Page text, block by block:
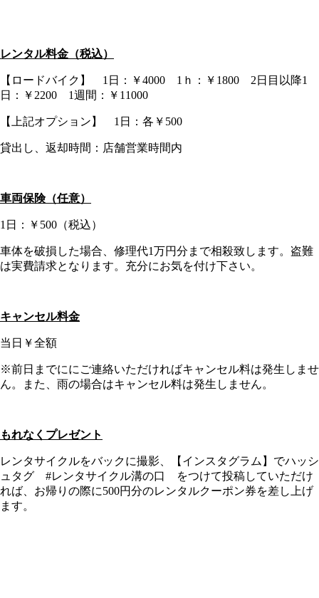
レンタル料金（税込）
【ロードバイク】 1日：￥4000 1ｈ：￥1800 2日目以降1
日：￥2200 1週間：￥11000
【上記オプション】 1日：各￥500
貸出し、返却時間：店舗営業時間内
車両保険（任意）
1日：￥500（税込）
車体を破損した場合、修理代1万円分まで相殺致します。盗難
は実費請求となります。充分にお気を付け下さい。
キャンセル料金
当日￥全額
※前日までににご連絡いただければキャンセル料は発生しませ
ん。また、雨の場合はキャンセル料は発生しません。
もれなくプレゼント
レンタサイクルをバックに撮影、【インスタグラム】でハッシ
ュタグ #レンタサイクル溝の口 をつけて投稿していただけ
れば、お帰りの際に500円分のレンタルクーポン券を差し上げ
ます。